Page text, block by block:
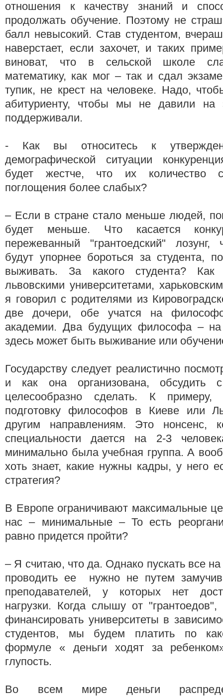
отношения к качеству знаний и
продолжать обучение. Поэтому не
балл невысокий. Став студентом,
наверстает, если захочет, и таких
виноват, что в сельской школе
математику, как мог – так и сдал
тупик, не крест на человеке. Надо,
абитуриенту, чтобы мы не давили на
поддерживали.
- Как вы относитесь к
демографической ситуации
будет жестче, что их количество
поглощения более слабых?
– Если в стране стало меньше людей,
будет меньше. Что касается
пережеванный "грантоедский" лозунг,
будут упорнее бороться за студента,
выживать. За какого студента? Как
львовскими университетами,
я говорил с родителями из
две дочери, обе учатся на
академии. Два будущих философа – на
здесь может быть выживание или
Государству следует реалистично
и как она организована, обсудить
целесообразно сделать. К примеру,
подготовку философов в Киеве или
другим направлениям. Это нонсенс,
специальности дается на 2-3
минимально была учебная группа. А
хоть знает, какие нужны кадры, у него
стратегия?
В Европе ограничивают максимальные
нас – минимальные – То есть
равно придется пройти?
– Я считаю, что да. Однако пускать все
проводить ее нужно не путем
преподавателей, у которых нет
нагрузки. Когда слышу от
финансировать университеты в
студентов, мы будем платить по
формуле « деньги ходят за
глупость.
Во всем мире деньги